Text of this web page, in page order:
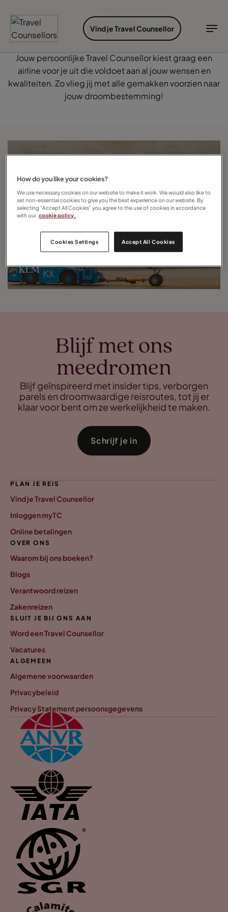
Ontdek bestemmingen
ONTDEK BESTEMMINGEN
Bestemmingen
Soorten vakanties
SOORTEN VAKANTIES
Soorten vakanties
IDEALE REISTIJD
Ideale reistijd
Inspiratie
TC Reisroutes
Blogs
Bestemmingen
Inloggen myTC
Vind je Travel Counsellor
Airlines
Jouw persoonlijke Travel Counsellor kiest graag een
airline voor je uit die voldoet aan al jouw wensen en
kwaliteiten. Zo vlieg jij met alle gemakken voorzien naar
jouw droombestemming!
KLM
Blijf met ons
meedromen
Blijf geïnspireerd met insider tips, verborgen
parels en droomwaardige reisroutes, tot jij er
klaar voor bent om ze werkelijkheid te maken.
Schrijf je in
PLAN JE REIS
Vind je Travel Counsellor
Inloggen myTC
Online betalingen
OVER ONS
Waarom bij ons boeken?
Blogs
Verantwoord reizen
Zakenreizen
SLUIT JE BIJ ONS AAN
Word een Travel Counsellor
Vacatures
ALGEMEEN
Algemene voorwaarden
Privacybeleid
Privacy Statement persoonsgegevens
How do you like your cookies?
We use necessary cookies on our website to make it work. We would also like to
set non-essential cookies to give you the best experience on our website. By
selecting “Accept All Cookies” you agree to the use of cookies in accordance
with our cookie policy.
Cookies Settings Accept All Cookies